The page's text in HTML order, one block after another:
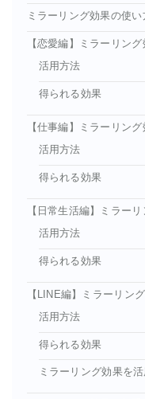
ミラーリング効果の使い
【恋愛編】ミラーリン
活用方法
得られる効果
【仕事編】ミラーリン
活用方法
得られる効果
【日常生活編】ミラー
活用方法
得られる効果
【LINE編】ミラーリン
活用方法
得られる効果
ミラーリング効果を